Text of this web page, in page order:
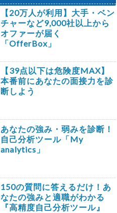
【20万人が利用】大手・ベン
チャーなど9,000社以上から
オファーが届く
「OfferBox」
【39点以下は危険度MAX】
本番前にあなたの面接力を診
断しよう
あなたの強み・弱みを診断！
自己分析ツール「My
analytics」
150の質問に答えるだけ！あ
なたの強みと適職がわかる
『高精度自己分析ツール』